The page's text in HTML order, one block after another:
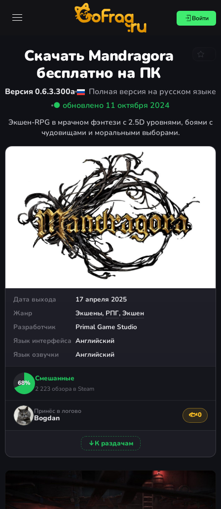
Войти
Скачать Mandragora
бесплатно на ПК
Версия 0.6.3.300a
Полная версия на русском языке
● обновлено 11 октября 2024
Экшен-RPG в мрачном фэнтези с 2.5D уровнями, боями с
чудовищами и моральными выборами.
Дата выхода
17 апреля 2025
Жанр
Экшены, РПГ, Экшен
Разработчик
Primal Game Studio
Язык интерфейса Английский
Язык озвучки
Английский
68%
Смешанные
2 223 обзора в Steam
Принёс в логово
Bogdan 🐟0
↓К раздачам